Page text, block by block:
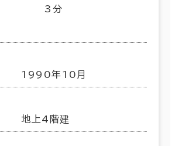
3分
1990年10月
地上4階建